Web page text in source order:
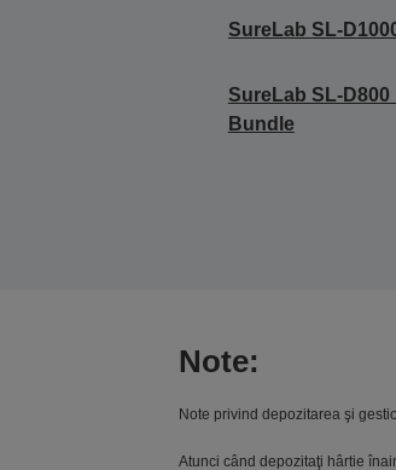
SureLab SL-
SureLab SL-D800
Bundle
Note:
Note privind depozitarea şi
Atunci când depozitaţi hârtie